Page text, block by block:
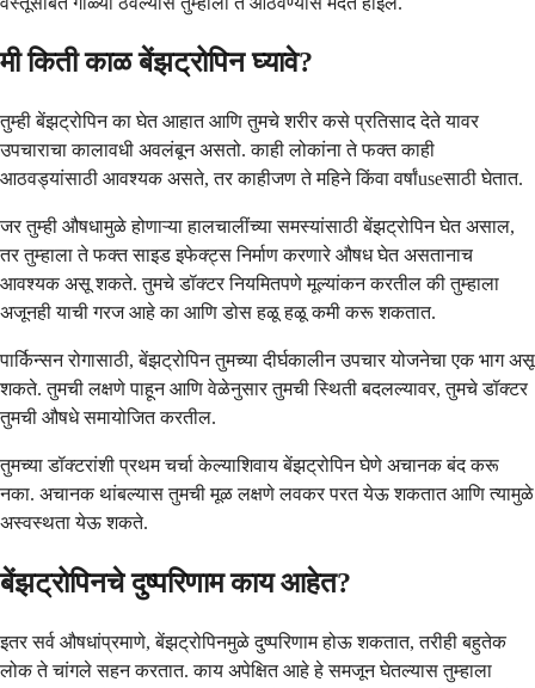
मी किती काळ बेंझट्रोपिन घ्यावे?
तुम्ही बेंझट्रोपिन का घेत आहात आणि तुमचे शरीर कसे प्रतिसाद देते यावर
उपचाराचा कालावधी अवलंबून असतो. काही लोकांना ते फक्त काही
आठवड्यांसाठी आवश्यक असते, तर काहीजण ते महिने किंवा वर्षांuseसाठी घेतात.
जर तुम्ही औषधामुळे होणाऱ्या हालचालींच्या समस्यांसाठी बेंझट्रोपिन घेत असाल,
तर तुम्हाला ते फक्त साइड इफेक्ट्स निर्माण करणारे औषध घेत असतानाच
आवश्यक असू शकते. तुमचे डॉक्टर नियमितपणे मूल्यांकन करतील की तुम्हाला
अजूनही याची गरज आहे का आणि डोस हळू हळू कमी करू शकतात.
पार्किन्सन रोगासाठी, बेंझट्रोपिन तुमच्या दीर्घकालीन उपचार योजनेचा एक भाग असू
शकते. तुमची लक्षणे पाहून आणि वेळेनुसार तुमची स्थिती बदलल्यावर, तुमचे डॉक्टर
तुमची औषधे समायोजित करतील.
तुमच्या डॉक्टरांशी प्रथम चर्चा केल्याशिवाय बेंझट्रोपिन घेणे अचानक बंद करू
नका. अचानक थांबल्यास तुमची मूळ लक्षणे लवकर परत येऊ शकतात आणि त्यामुळे
अस्वस्थता येऊ शकते.
बेंझट्रोपिनचे दुष्परिणाम काय आहेत?
इतर सर्व औषधांप्रमाणे, बेंझट्रोपिनमुळे दुष्परिणाम होऊ शकतात, तरीही बहुतेक
लोक ते चांगले सहन करतात. काय अपेक्षित आहे हे समजून घेतल्यास तुम्हाला